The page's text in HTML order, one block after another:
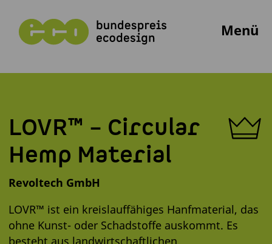
Menü
LOVR™ – Circular
Hemp Material
Revoltech GmbH
LOVR™ ist ein kreislauffähiges Hanfmaterial, das
ohne Kunst- oder Schadstoffe auskommt. Es
besteht aus landwirtschaftlichen